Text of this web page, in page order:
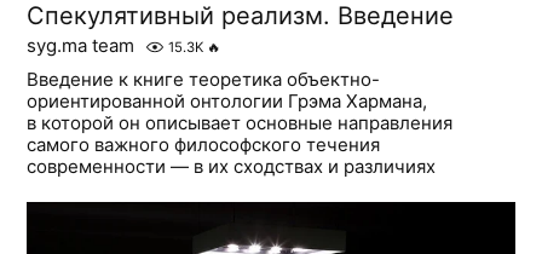
Спекулятивный реализм. Введение
syg.ma team 15.3K 🔥
Введение к книге теоретика объектно-
ориентированной онтологии Грэма Хармана,
в которой он описывает основные направления
самого важного философского течения
современности — в их сходствах и различиях